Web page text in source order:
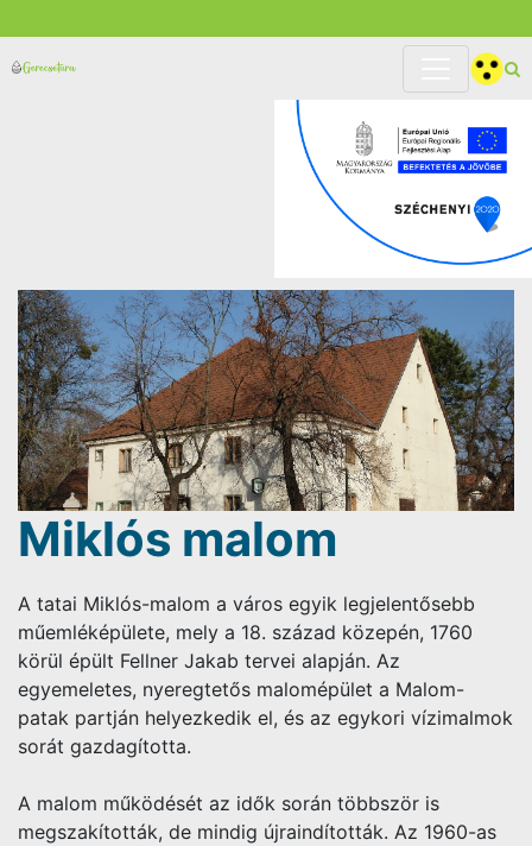
Miklós malom
A tatai Miklós-malom a város egyik legjelentősebb
műemléképülete, mely a 18. század közepén, 1760
körül épült Fellner Jakab tervei alapján. Az
egyemeletes, nyeregtetős malomépület a Malom-
patak partján helyezkedik el, és az egykori vízimalmok
sorát gazdagította.
A malom működését az idők során többször is
megszakították, de mindig újraindították. Az 1960-as